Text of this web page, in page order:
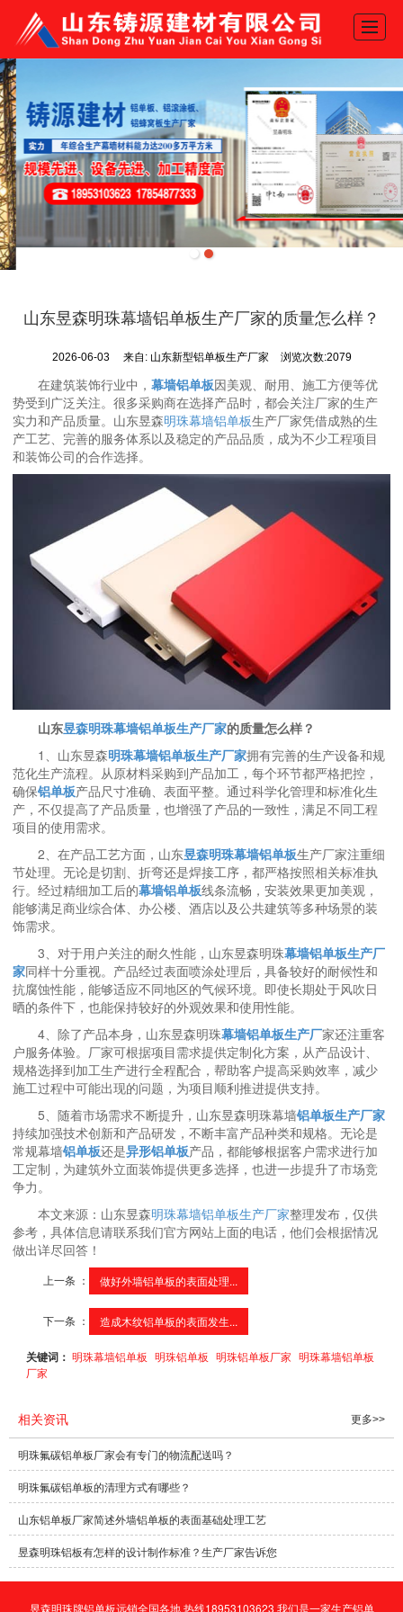
网站首页
产品展示
关于我们
新闻动态
工程案例
推荐产品
联系我们
山东昱森明珠幕墙铝单板生产厂家的质量怎么样？
2026-06-03 来自: 山东新型铝单板生产厂家 浏览次数:2079
在建筑装饰行业中，幕墙铝单板因美观、耐用、施工方便等优
势受到广泛关注。很多采购商在选择产品时，都会关注厂家的生产
实力和产品质量。山东昱森明珠幕墙铝单板生产厂家凭借成熟的生
产工艺、完善的服务体系以及稳定的产品品质，成为不少工程项目
和装饰公司的合作选择。
山东昱森明珠幕墙铝单板生产厂家的质量怎么样？
1、山东昱森明珠幕墙铝单板生产厂家拥有完善的生产设备和规
范化生产流程。从原材料采购到产品加工，每个环节都严格把控，
确保铝单板产品尺寸准确、表面平整。通过科学化管理和标准化生
产，不仅提高了产品质量，也增强了产品的一致性，满足不同工程
项目的使用需求。
2、在产品工艺方面，山东昱森明珠幕墙铝单板生产厂家注重细
节处理。无论是切割、折弯还是焊接工序，都严格按照相关标准执
行。经过精细加工后的幕墙铝单板线条流畅，安装效果更加美观，
能够满足商业综合体、办公楼、酒店以及公共建筑等多种场景的装
饰需求。
3、对于用户关注的耐久性能，山东昱森明珠幕墙铝单板生产厂
家同样十分重视。产品经过表面喷涂处理后，具备较好的耐候性和
抗腐蚀性能，能够适应不同地区的气候环境。即使长期处于风吹日
晒的条件下，也能保持较好的外观效果和使用性能。
4、除了产品本身，山东昱森明珠幕墙铝单板生产厂家还注重客
户服务体验。厂家可根据项目需求提供定制化方案，从产品设计、
规格选择到加工生产进行全程配合，帮助客户提高采购效率，减少
施工过程中可能出现的问题，为项目顺利推进提供支持。
5、随着市场需求不断提升，山东昱森明珠幕墙铝单板生产厂家
持续加强技术创新和产品研发，不断丰富产品种类和规格。无论是
常规幕墙铝单板还是异形铝单板产品，都能够根据客户需求进行加
工定制，为建筑外立面装饰提供更多选择，也进一步提升了市场竞
争力。
本文来源：山东昱森明珠幕墙铝单板生产厂家整理发布，仅供
参考，具体信息请联系我们官方网站上面的电话，他们会根据情况
做出详尽回答！
上一条 ： 做好外墙铝单板的表面处理...
下一条 ： 造成木纹铝单板的表面发生...
关键词：明珠幕墙铝单板 明珠铝单板 明珠铝单板厂家 明珠幕墙铝单板
厂家
相关资讯 更多>>
明珠氟碳铝单板厂家会有专门的物流配送吗？
明珠氟碳铝单板的清理方式有哪些？
山东铝单板厂家简述外墙铝单板的表面基础处理工艺
昱森明珠铝板有怎样的设计制作标准？生产厂家告诉您
昱森明珠牌铝单板远销全国各地 热线18953103623 我们是一家生产铝单